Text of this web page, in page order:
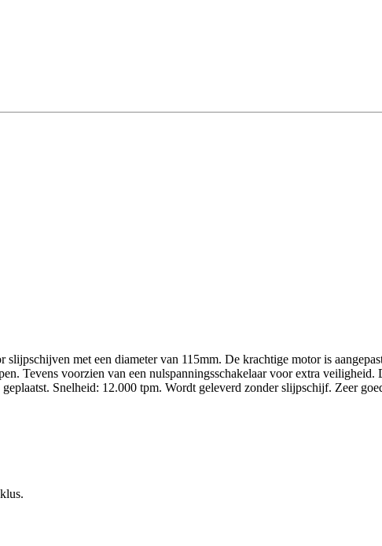
met een diameter van 115mm. De krachtige motor is
Tevens voorzien van een nulspanningsschakelaar voor extra
Snelheid: 12.000 tpm. Wordt geleverd zonder slijpschijf. Zeer